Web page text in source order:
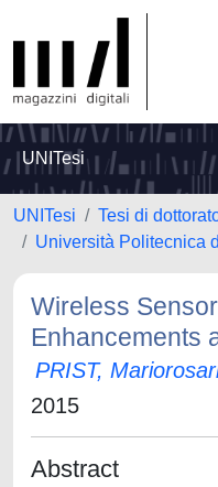
UNITesi
UNITesi
Tesi di
Università Politecnica
Wireless
Enhancements
PRIST,
2015
Abstract